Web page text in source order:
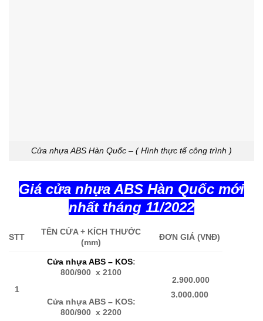
Cửa nhựa ABS Hàn Quốc – ( Hình thực tế công trình )
Giá cửa nhựa ABS Hàn Quốc mới
nhất tháng 11/2022
STT
TÊN CỬA + KÍCH THƯỚC
(mm)
ĐƠN GIÁ (VNĐ)
1
Cửa nhựa ABS – KOS:
800/900 x 2100
Cửa nhựa ABS – KOS:
800/900 x 2200
2.900.000
3.000.000